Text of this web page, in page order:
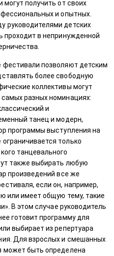
могут получить от своих
и опытных.
руководителями детских
проходит в непринужденной
позволяют детским
более свободную
коллективы могут
разных номинациях:
и
танец и модерн,
программы выступления на
только
танцевального
также выбирать любую
произведений все же
если он, например,
или имеет общую тему, такие
В этом случае руководитель
готовит программу для
выбирает из репертуара
Для взрослых и смешанных
может быть определена